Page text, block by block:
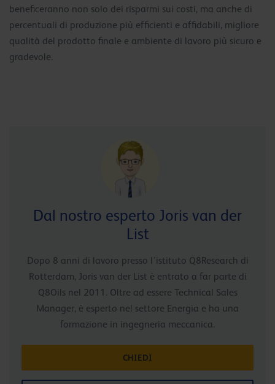
beneficeranno non solo dei risparmi sui costi, ma anche di
percentuali di produzione più efficienti e affidabili, migliore
qualità del prodotto finale e ambiente di lavoro più sicuro e
gradevole.
Dal nostro esperto Joris van der
List
Dopo 8 anni di lavoro presso l’istituto Q8Research di
Rotterdam, Joris van der List è entrato a far parte di
Q8Oils nel 2011. Oltre ad essere Technical Sales
Manager, è esperto nel settore Energia e ha una
formazione in ingegneria meccanica.
CHIEDI